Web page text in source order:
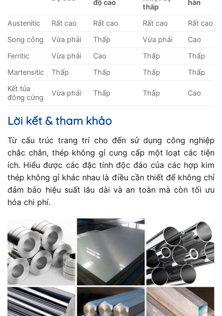
độ cao
thấp
hàn
Austenitic Rất cao Rất cao Rất cao
Rất cao
Song công
Vừa phải Thấp Vừa phải
Cao
Ferritic
Vừa phải Cao Thấp
Thấp
Martensitic
Thấp Thấp Thấp
Thấp
Kết tủa
đông cứng
Vừa phải Thấp Thấp Cao
Lời kết & tham khảo
Từ cấu trúc trang trí cho đến sử dụng công nghiệp
chắc chắn, thép không gỉ cung cấp một loạt các tiện
ích. Hiểu được các đặc tính độc đáo của các hợp kim
thép không gỉ khác nhau là điều cần thiết để không chỉ
đảm bảo hiệu suất lâu dài và an toàn mà còn tối ưu
hóa chi phí.